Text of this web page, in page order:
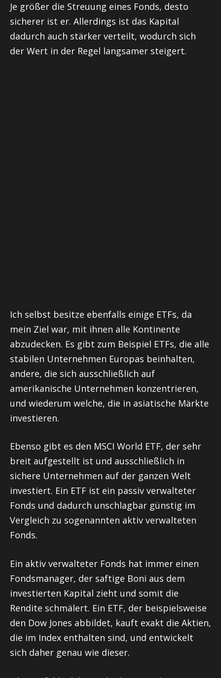
Je größer die Streuung eines Fonds, desto
sicherer ist er. Allerdings ist das Kapital
dadurch auch stärker verteilt, wodurch sich
der Wert in der Regel langsamer steigert.
Ich selbst besitze ebenfalls einige ETFs, da
mein Ziel war, mit ihnen alle Kontinente
abzudecken. Es gibt zum Beispiel ETFs, die alle
stabilen Unternehmen Europas beinhalten,
andere, die sich ausschließlich auf
amerikanische Unternehmen konzentrieren,
und wiederum welche, die in asiatische Märkte
investieren.
Ebenso gibt es den MSCI World ETF, der sehr
breit aufgestellt ist und ausschließlich in
sichere Unternehmen auf der ganzen Welt
investiert. Ein ETF ist ein passiv verwalteter
Fonds und dadurch unschlagbar günstig im
Vergleich zu sogenannten aktiv verwalteten
Fonds.
Ein aktiv verwalteter Fonds hat immer einen
Fondsmanager, der saftige Boni aus dem
investierten Kapital zieht und somit die
Rendite schmälert. Ein ETF, der beispielsweise
den Dow Jones abbildet, kauft exakt die Aktien,
die im Index enthalten sind, und entwickelt
sich daher genau wie dieser.